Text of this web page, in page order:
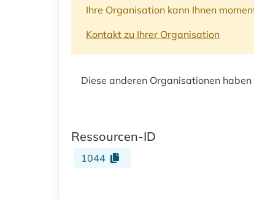
Ihre Organisation kann Ihnen
Kontakt zu Ihrer Organisation
Diese anderen Organisationen haben
Ressourcen-ID
1044